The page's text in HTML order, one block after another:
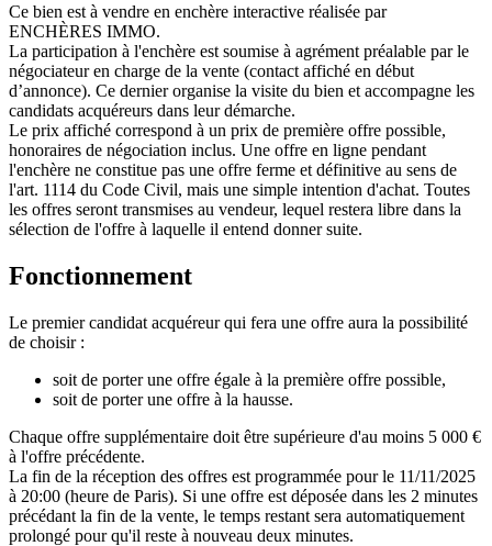
Ce bien est à vendre en enchère interactive réalisée par
ENCHÈRES IMMO.
La participation à l'enchère est soumise à agrément préalable par le
négociateur en charge de la vente (contact affiché en début
d’annonce). Ce dernier organise la visite du bien et accompagne les
candidats acquéreurs dans leur démarche.
Le prix affiché correspond à un prix de première offre possible,
honoraires de négociation inclus. Une offre en ligne pendant
l'enchère ne constitue pas une offre ferme et définitive au sens de
l'art. 1114 du Code Civil, mais une simple intention d'achat. Toutes
les offres seront transmises au vendeur, lequel restera libre dans la
sélection de l'offre à laquelle il entend donner suite.
Fonctionnement
Le premier candidat acquéreur qui fera une offre aura la possibilité
de choisir :
soit de porter une offre égale à la première offre possible,
soit de porter une offre à la hausse.
Chaque offre supplémentaire doit être supérieure d'au moins 5 000 €
à l'offre précédente.
La fin de la réception des offres est programmée pour le 11/11/2025
à 20:00 (heure de Paris). Si une offre est déposée dans les 2 minutes
précédant la fin de la vente, le temps restant sera automatiquement
prolongé pour qu'il reste à nouveau deux minutes.